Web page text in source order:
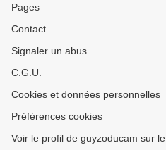
Pages
Contact
Signaler un abus
C.G.U.
Cookies et données personnelles
Préférences cookies
Voir le profil de guyzoducam sur